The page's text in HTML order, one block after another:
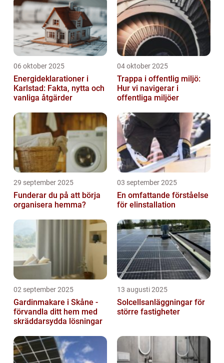
06 oktober 2025
Energideklarationer i
Karlstad: Fakta, nytta och
vanliga åtgärder
04 oktober 2025
Trappa i offentlig miljö:
Hur vi navigerar i
offentliga miljöer
29 september 2025
Funderar du på att börja
organisera hemma?
03 september 2025
En omfattande förståelse
för elinstallation
02 september 2025
Gardinmakare i Skåne -
förvandla ditt hem med
skräddarsydda lösningar
13 augusti 2025
Solcellsanläggningar för
större fastigheter